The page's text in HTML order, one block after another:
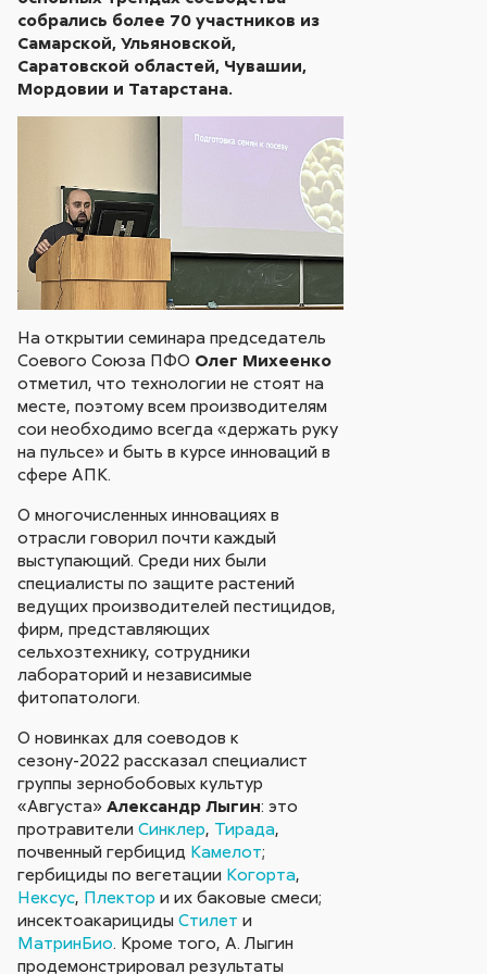
собрались более 70 участников из
Самарской, Ульяновской,
Саратовской областей, Чувашии,
Мордовии и Татарстана.
На открытии семинара председатель
Соевого Союза ПФО Олег Михеенко
отметил, что технологии не стоят на
месте, поэтому всем производителям
сои необходимо всегда «держать руку
на пульсе» и быть в курсе инноваций в
сфере АПК.
О многочисленных инновациях в
отрасли говорил почти каждый
выступающий. Среди них были
специалисты по защите растений
ведущих производителей пестицидов,
фирм, представляющих
сельхозтехнику, сотрудники
лабораторий и независимые
фитопатологи.
О новинках для соеводов к
сезону-2022 рассказал специалист
группы зернобобовых культур
«Августа»Александр Лыгин: это
протравителиСинклер, Тирада,
почвенный гербицид Камелот;
гербициды по вегетации Когорта,
Нексус, Плектор и их баковые смеси;
инсектоакарицидыСтилет и
МатринБио. Кроме того, А. Лыгин
продемонстрировал результаты